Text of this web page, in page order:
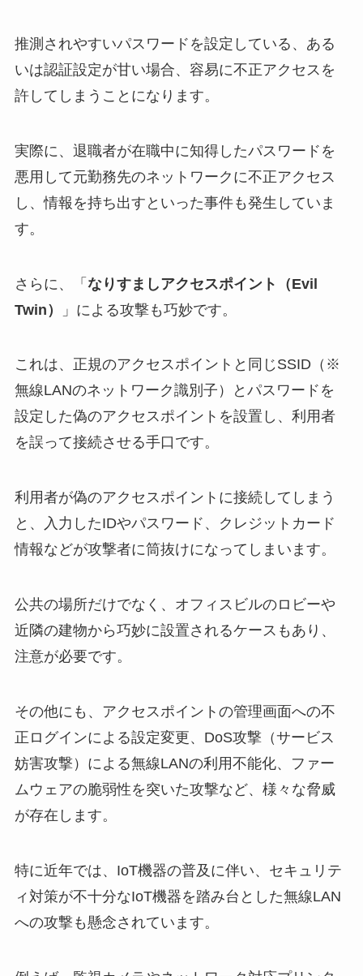
推測されやすいパスワードを設定している、ある
いは認証設定が甘い場合、容易に不正アクセスを
許してしまうことになります。
実際に、退職者が在職中に知得したパスワードを
悪用して元勤務先のネットワークに不正アクセス
し、情報を持ち出すといった事件も発生していま
す。
さらに、「 なりすましアクセスポイント（Evil
Twin）
」による攻撃も巧妙です。
これは、正規のアクセスポイントと同じSSID（※
無線LANのネットワーク識別子）とパスワードを
設定した偽のアクセスポイントを設置し、利用者
を誤って接続させる手口です。
利用者が偽のアクセスポイントに接続してしまう
と、入力したIDやパスワード、クレジットカード
情報などが攻撃者に筒抜けになってしまいます。
公共の場所だけでなく、オフィスビルのロビーや
近隣の建物から巧妙に設置されるケースもあり、
注意が必要です。
その他にも、アクセスポイントの管理画面への不
正ログインによる設定変更、DoS攻撃（サービス
妨害攻撃）による無線LANの利用不能化、ファー
ムウェアの脆弱性を突いた攻撃など、様々な脅威
が存在します。
特に近年では、IoT機器の普及に伴い、セキュリテ
ィ対策が不十分なIoT機器を踏み台とした無線LAN
への攻撃も懸念されています。